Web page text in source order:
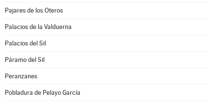
Pajares de los Oteros
Palacios de la Valduerna
Palacios del Sil
Páramo del Sil
Peranzanes
Pobladura de Pelayo García